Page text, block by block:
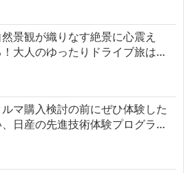
然景観が織りなす絶景に心震え
！大人のゆったりドライブ旅は…
ルマ購入検討の前にぜひ体験した
、日産の先進技術体験プログラ…